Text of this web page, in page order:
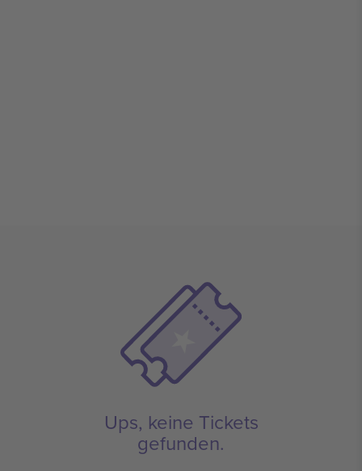
Ups, keine Tickets
gefunden.